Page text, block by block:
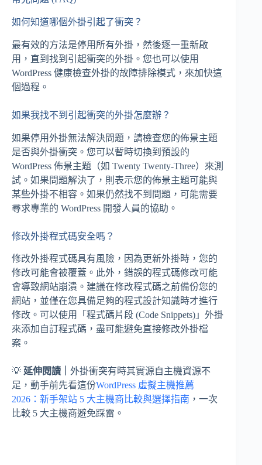
如何知道哪個外掛引起了衝突？
最有效的方法是停用所有外掛，然後逐一重新啟
用，直到找到引起衝突的外掛。您也可以使用
WordPress 健康檢查外掛的故障排除模式，來加快這
個過程。
如果我找不到引起衝突的外掛怎麼辦？
如果停用外掛無法解決問題，請檢查您的佈景主題
是否與外掛衝突。您可以暫時切換到預設的
WordPress 佈景主題（如 Twenty Twenty-Three）來測
試。如果問題解決了，則表示您的佈景主題可能與
某些外掛不相容。如果仍然找不到問題，可能需要
尋求專業的 WordPress 開發人員的協助。
修改外掛程式碼安全嗎？
修改外掛程式碼具有風險，因為更新外掛時，您的
修改可能會被覆蓋。此外，錯誤的程式碼修改可能
會導致網站崩潰。建議在修改程式碼之前備份您的
網站，並僅在您具備足夠的程式設計知識時才進行
修改。可以使用「程式碼片段 (Code Snippets)」外掛
來添加自訂程式碼，盡可能避免直接修改外掛檔
案。
💡 延伸閱讀｜ 外掛衝突有時其實源自主機資源不
足，動手前先看這份WordPress 虛擬主機推薦
2026：新手架站 5 大主機商比較與選擇指南 ，一次
比較 5 大主機商避免踩雷。